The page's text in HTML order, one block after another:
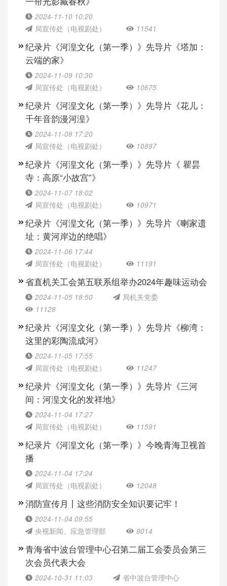
2024-11-10 10:20
局宣传处（电视剧处）
11541
纪录片《河湟文化（第一季）》先导片《塔加：
云端的家》
2024-11-09 10:30
局宣传处（电视剧处）
10675
纪录片《河湟文化（第一季）》先导片《花儿：
千年音韵漫河湟》
2024-11-08 17:20
局宣传处（电视剧处）
10897
纪录片《河湟文化（第一季）》先导片《 瞿昙
寺：高原“小故宫”》
2024-11-07 18:02
局宣传处（电视剧处）
10971
纪录片《河湟文化（第一季）》先导片《喇家遗
址：黄河岸边的绝唱》
2024-11-06 17:44
局宣传处（电视剧处）
11191
省直机关工会第五联系组举办2024年趣味运动会
2024-11-05 18:50
局机关党委
11128
纪录片《河湟文化（第一季）》先导片《柳湾：
这里的彩陶流成河》
2024-11-05 17:55
局宣传处（电视剧处）
11247
纪录片《河湟文化（第一季）》先导片《三河
间：河湟文化的发祥地》
2024-11-04 17:27
局宣传处（电视剧处）
11591
纪录片《河湟文化（第一季）》今晚青海卫视首
播
2024-11-04 17:24
局宣传处（电视剧处）
12048
消防宣传月丨这些消防安全知识要记牢！
2024-11-04 09:55
央视新闻、应急管理部
9014
青海省中波台管理中心召第二届工会委员会第三
次会员代表大会
2024-10-31 11:03
省中波台管理中心